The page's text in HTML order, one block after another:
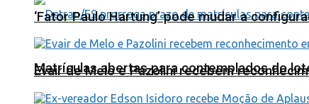
Matrículas abertas para contemplados do
‘Fator Paulo Hartung’ pode mudar a
Evair de Melo e Pazolini recebem